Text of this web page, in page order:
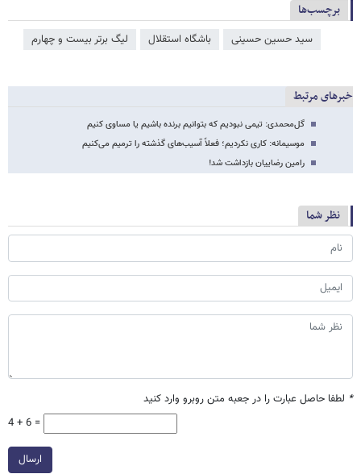
برچسب‌ها
سید حسین حسینی باشگاه استقلال لیگ برتر بیست و چهارم
خبرهای مرتبط
گل‌محمدی: تیمی نبودیم که بتوانیم برنده باشیم یا مساوی کنیم
موسیمانه: کاری نکردیم؛ فعلاً آسیب‌های گذشته را ترمیم می‌کنیم
رامین رضاییان بازداشت شد!
نظر شما
* لطفا حاصل عبارت را در جعبه متن روبرو وارد کنید
4 + 6 =
ارسال